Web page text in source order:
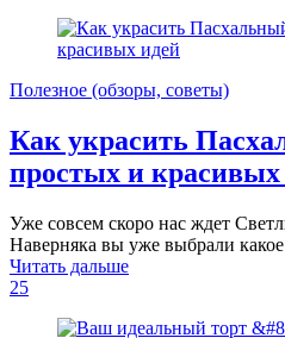
Полезное (обзоры, советы)
Как украсить
простых и красивых
Уже совсем скоро нас ждет
Наверняка вы уже выбрали
Читать дальше
25